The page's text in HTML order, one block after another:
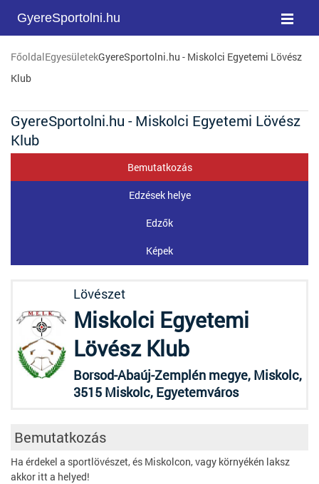
GyereSportolni.hu
FőoldalEgyesületekGyereSportolni.hu - Miskolci Egyetemi Lövész
Klub
GyereSportolni.hu - Miskolci Egyetemi Lövész
Klub
Bemutatkozás
Edzések helye
Edzők
Képek
Lövészet
Miskolci Egyetemi
Lövész Klub
Borsod-Abaúj-Zemplén megye, Miskolc,
3515 Miskolc, Egyetemváros
Bemutatkozás
Ha érdekel a sportlövészet, és Miskolcon, vagy környékén laksz
akkor itt a helyed!